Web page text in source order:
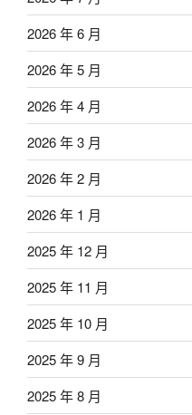
2026 年 6 月
2026 年 5 月
2026 年 4 月
2026 年 3 月
2026 年 2 月
2026 年 1 月
2025 年 12 月
2025 年 11 月
2025 年 10 月
2025 年 9 月
2025 年 8 月